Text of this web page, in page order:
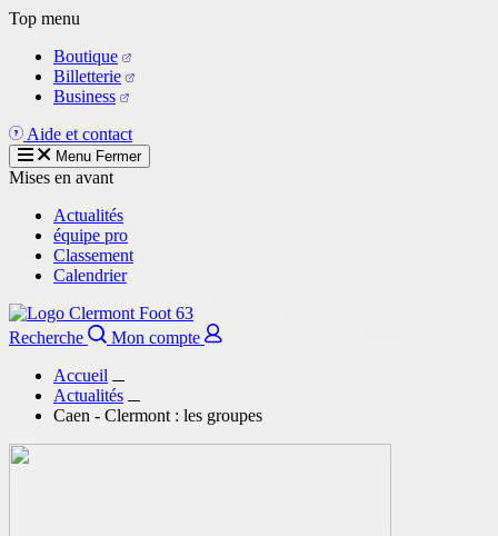
Aller
contenu
principal
Top menu
Boutique
Billetterie
Business
Aide et contact
Menu Fermer
Mises en avant
Actualités
équipe pro
Classement
Calendrier
Recherche
Mon compte
Accueil
Actualités
Caen - Clermont : les groupes